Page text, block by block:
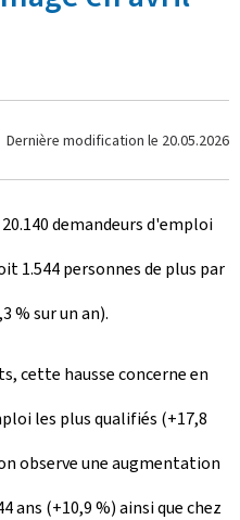
Dernière modification le 20.05.2026
demandeurs d'emploi
1.544 personnes de plus par
% sur un an).
cette hausse concerne en
les plus qualifiés (+17,8
observe une augmentation
ans (+10,9 %) ainsi que chez